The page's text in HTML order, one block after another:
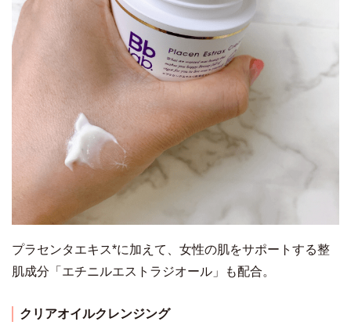
プラセンタエキス*に加えて、女性の肌をサポートする整
肌成分「エチニルエストラジオール」も配合。
クリアオイルクレンジング